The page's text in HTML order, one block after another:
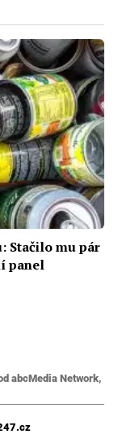
Stačilo mu pár
panel
abcMedia Network,